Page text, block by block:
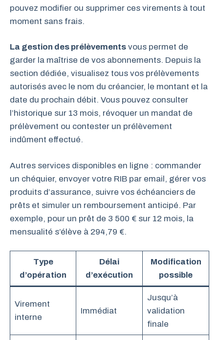
pouvez modifier ou supprimer ces virements à tout
moment sans frais.
La gestion des prélèvements vous permet de
garder la maîtrise de vos abonnements. Depuis la
section dédiée, visualisez tous vos prélèvements
autorisés avec le nom du créancier, le montant et la
date du prochain débit. Vous pouvez consulter
l’historique sur 13 mois, révoquer un mandat de
prélèvement ou contester un prélèvement
indûment effectué.
Autres services disponibles en ligne : commander
un chéquier, envoyer votre RIB par email, gérer vos
produits d’assurance, suivre vos échéanciers de
prêts et simuler un remboursement anticipé. Par
exemple, pour un prêt de 3 500 € sur 12 mois, la
mensualité s’élève à 294,79 €.
Type
d’opération
Délai
d’exécution
Modification
possible
Virement
interne
Immédiat
Jusqu’à
validation
finale